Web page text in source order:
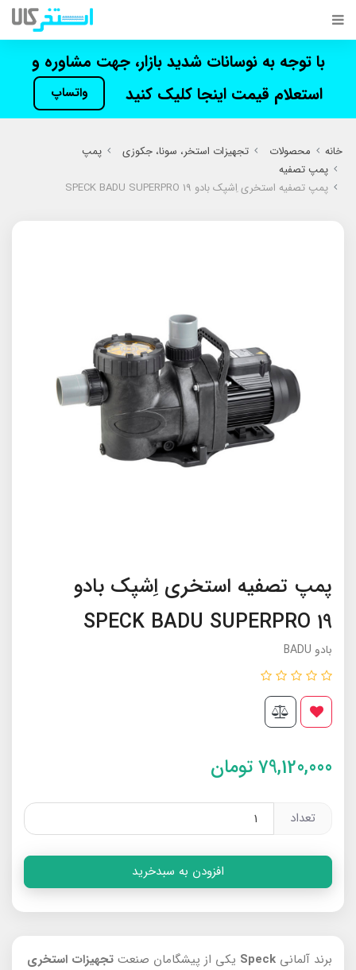
با توجه به نوسانات شدید بازار، جهت مشاوره و
استعلام قیمت اینجا کلیک کنید
واتساپ
خانه محصولات تجهیزات استخر، سونا، جکوزی
پمپ
پمپ تصفیه
پمپ تصفیه استخری اِشپک بادو SPECK BADU SUPERPRO 19
پمپ تصفیه استخری اِشپک بادو
SPECK BADU SUPERPRO 19
بادو BADU
79,120,000تومان
تعداد
افزودن به سبدخرید
برند آلمانی Speck یکی از پیشگامان صنعت تجهیزات استخری